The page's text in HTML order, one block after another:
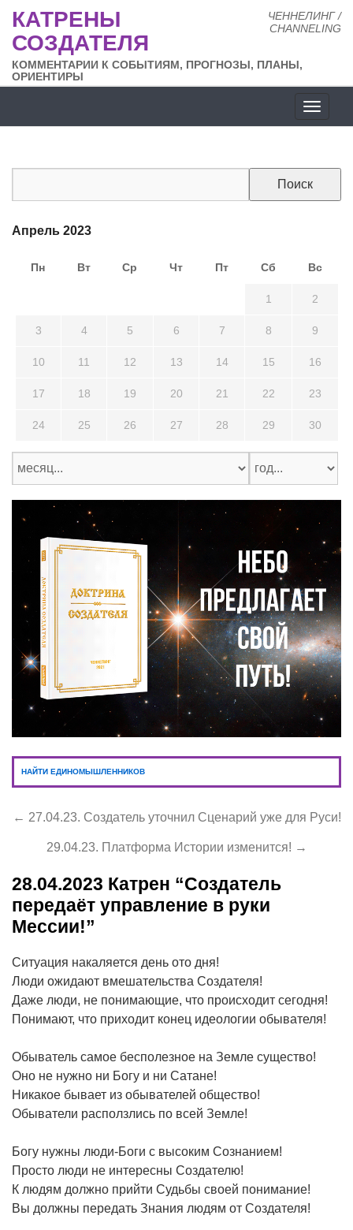
ЧЕННЕЛИНГ /
CHANNELING
КАТРЕНЫ
СОЗДАТЕЛЯ
КОММЕНТАРИИ К СОБЫТИЯМ, ПРОГНОЗЫ, ПЛАНЫ,
ОРИЕНТИРЫ
сайта
Апрель 2023
Пн Вт Ср Чт Пт Сб Вс
1 2
3 4 5 6 7 8 9
10 11 12 13 14 15 16
17 18 19 20 21 22 23
24 25 26 27 28 29 30
НАЙТИ ЕДИНОМЫШЛЕННИКОВ
← 27.04.23. Создатель уточнил Сценарий уже для Руси!
29.04.23. Платформа Истории изменится! →
28.04.2023 Катрен “Создатель
передаёт управление в руки
Мессии!”
Ситуация накаляется день ото дня!
Люди ожидают вмешательства Создателя!
Даже люди, не понимающие, что происходит сегодня!
Понимают, что приходит конец идеологии обывателя!
Обыватель самое бесполезное на Земле существо!
Оно не нужно ни Богу и ни Сатане!
Никакое бывает из обывателей общество!
Обыватели расползлись по всей Земле!
Богу нужны люди-Боги с высоким Сознанием!
Просто люди не интересны Создателю!
К людям должно прийти Судьбы своей понимание!
Вы должны передать Знания людям от Создателя!